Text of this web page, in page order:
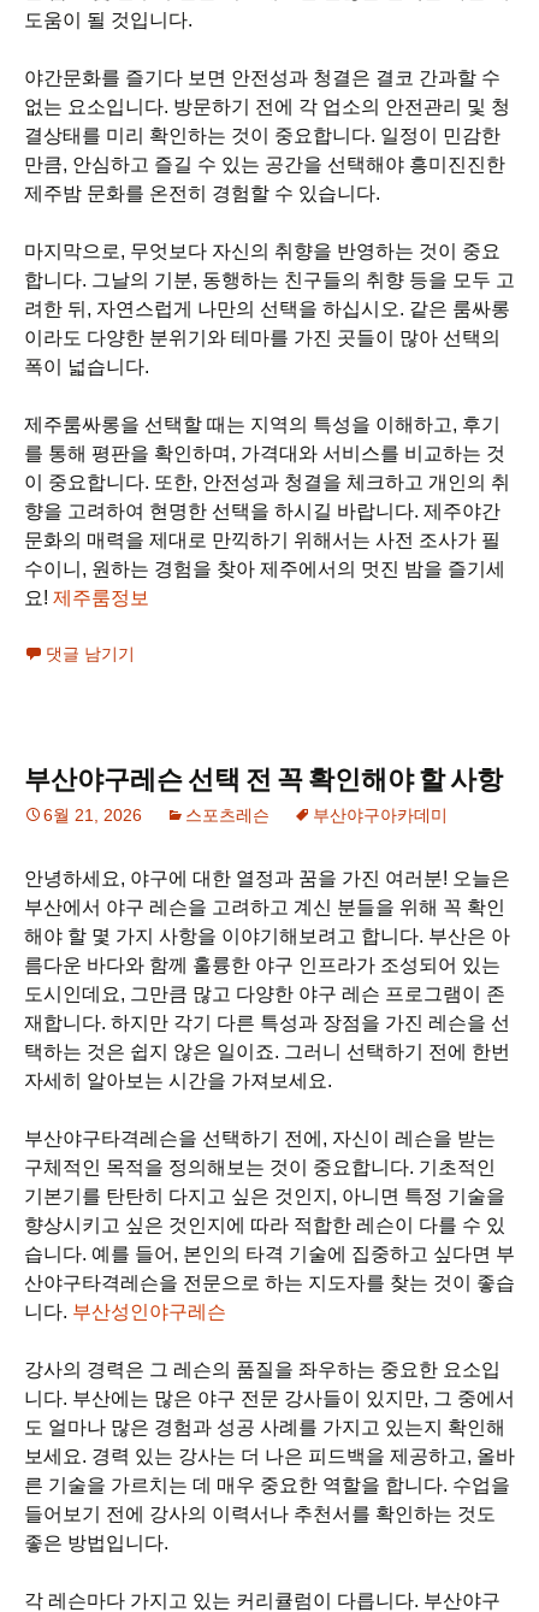
도움이 될 것입니다.
야간문화를 즐기다 보면 안전성과 청결은 결코 간과할 수
없는 요소입니다. 방문하기 전에 각 업소의 안전관리 및 청
결상태를 미리 확인하는 것이 중요합니다. 일정이 민감한
만큼, 안심하고 즐길 수 있는 공간을 선택해야 흥미진진한
제주밤 문화를 온전히 경험할 수 있습니다.
마지막으로, 무엇보다 자신의 취향을 반영하는 것이 중요
합니다. 그날의 기분, 동행하는 친구들의 취향 등을 모두 고
려한 뒤, 자연스럽게 나만의 선택을 하십시오. 같은 룸싸롱
이라도 다양한 분위기와 테마를 가진 곳들이 많아 선택의
폭이 넓습니다.
제주룸싸롱을 선택할 때는 지역의 특성을 이해하고, 후기
를 통해 평판을 확인하며, 가격대와 서비스를 비교하는 것
이 중요합니다. 또한, 안전성과 청결을 체크하고 개인의 취
향을 고려하여 현명한 선택을 하시길 바랍니다. 제주야간
문화의 매력을 제대로 만끽하기 위해서는 사전 조사가 필
수이니, 원하는 경험을 찾아 제주에서의 멋진 밤을 즐기세
요! 제주룸정보
댓글 남기기
부산야구레슨 선택 전 꼭 확인해야 할 사항
6월 21, 2026 스포츠레슨 부산야구아카데미
안녕하세요, 야구에 대한 열정과 꿈을 가진 여러분! 오늘은
부산에서 야구 레슨을 고려하고 계신 분들을 위해 꼭 확인
해야 할 몇 가지 사항을 이야기해보려고 합니다. 부산은 아
름다운 바다와 함께 훌륭한 야구 인프라가 조성되어 있는
도시인데요, 그만큼 많고 다양한 야구 레슨 프로그램이 존
재합니다. 하지만 각기 다른 특성과 장점을 가진 레슨을 선
택하는 것은 쉽지 않은 일이죠. 그러니 선택하기 전에 한번
자세히 알아보는 시간을 가져보세요.
부산야구타격레슨을 선택하기 전에, 자신이 레슨을 받는
구체적인 목적을 정의해보는 것이 중요합니다. 기초적인
기본기를 탄탄히 다지고 싶은 것인지, 아니면 특정 기술을
향상시키고 싶은 것인지에 따라 적합한 레슨이 다를 수 있
습니다. 예를 들어, 본인의 타격 기술에 집중하고 싶다면 부
산야구타격레슨을 전문으로 하는 지도자를 찾는 것이 좋습
니다. 부산성인야구레슨
강사의 경력은 그 레슨의 품질을 좌우하는 중요한 요소입
니다. 부산에는 많은 야구 전문 강사들이 있지만, 그 중에서
도 얼마나 많은 경험과 성공 사례를 가지고 있는지 확인해
보세요. 경력 있는 강사는 더 나은 피드백을 제공하고, 올바
른 기술을 가르치는 데 매우 중요한 역할을 합니다. 수업을
들어보기 전에 강사의 이력서나 추천서를 확인하는 것도
좋은 방법입니다.
각 레슨마다 가지고 있는 커리큘럼이 다릅니다. 부산야구